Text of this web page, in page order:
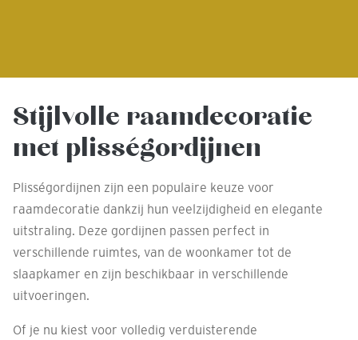
Stijlvolle raamdecoratie
met plisségordijnen
Plisségordijnen zijn een populaire keuze voor
raamdecoratie dankzij hun veelzijdigheid en elegante
uitstraling. Deze gordijnen passen perfect in
verschillende ruimtes, van de woonkamer tot de
slaapkamer en zijn beschikbaar in verschillende
uitvoeringen.
Of je nu kiest voor volledig verduisterende